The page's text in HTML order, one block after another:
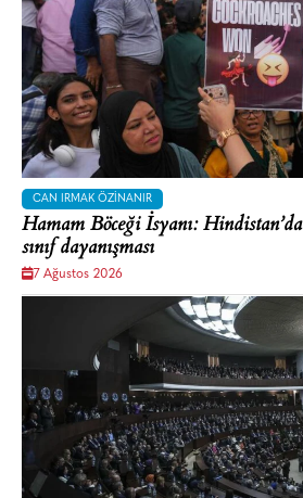
CAN IRMAK ÖZINANIR
Hamam Böceği İsyanı:
sınıf dayanışması
7 Ağustos 2026